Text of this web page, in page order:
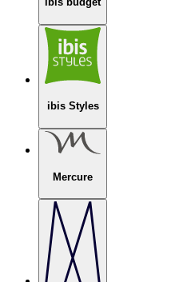
ibis Styles
Mercure